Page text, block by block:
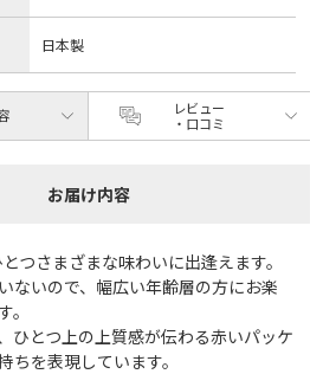
日本製
レビュー
・口コミ
お届け内容
つさまざまな味わいに出逢えます。
ないので、幅広い年齢層の方にお楽
。
ひとつ上の上質感が伝わる赤いパッケ
ちを表現しています。